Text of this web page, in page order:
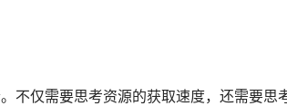
不仅需要思考资源的获取速度，还需要思